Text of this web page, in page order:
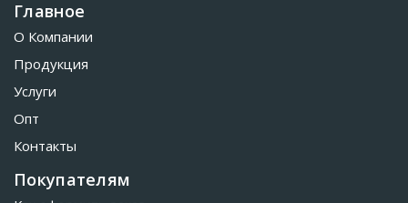
Главное
О Компании
Продукция
Услуги
Опт
Контакты
Покупателям